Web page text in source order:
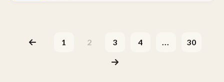
1 2 3 4 ... 30